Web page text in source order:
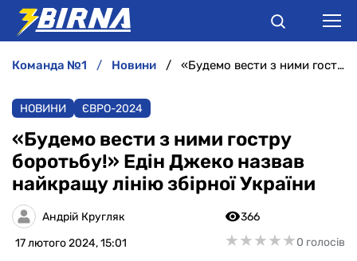
АНАЛІТИКА
ІНТЕРВ'Ю
РІЗНЕ
команда №1 новини «Будемо вести з ними гостру боротьбу!» Едін Джеко назвав найкращу лінію збірної України
НОВИНИ ЄВРО-2024
«Будемо вести з ними гостру
боротьбу!» Едін Джеко назвав
найкращу лінію збірної України
Андрій Кругляк
17 лютого 2024, 15:01
366
★★★★★
★★★★★0 голосів